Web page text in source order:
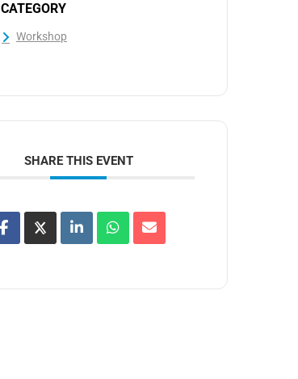
CATEGORY
Workshop
SHARE THIS EVENT